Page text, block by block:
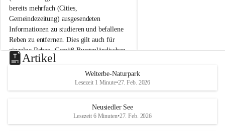
n
a
m
N
e
u
s
d
S
bereits mehrfach (Cities,
Gemeindezeitung) ausgesendeten
Informationen zu studieren und befallene
Reben zu entfernen. Dies gilt auch für
einzelne Reben. Gemäß Burgenländischen
Weinbaugesetz sind nicht gepflegte oder
unzulässige Weingärten zu roden! Bitte
helfen wir zusammen um unsere Winzer
vor den prognostizierten Ernteausfällen
und den daraus folgenden wirtschaftlichen
u
e
d
r
S
Artikel
Welterbe-Naturpark
Lesezeit 1 Minute•27. Feb. 2026
Neusiedler See
Lesezeit 6 Minuten•27. Feb. 2026